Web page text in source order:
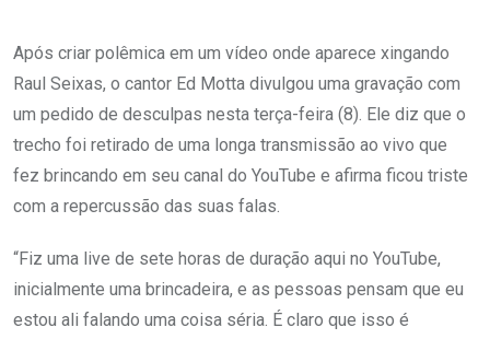
Após criar polêmica em um vídeo onde aparece xingando
Raul Seixas, o cantor Ed Motta divulgou uma gravação com
um pedido de desculpas nesta terça-feira (8). Ele diz que o
trecho foi retirado de uma longa transmissão ao vivo que
fez brincando em seu canal do YouTube e afirma ficou triste
com a repercussão das suas falas.
“Fiz uma live de sete horas de duração aqui no YouTube,
inicialmente uma brincadeira, e as pessoas pensam que eu
estou ali falando uma coisa séria. É claro que isso é